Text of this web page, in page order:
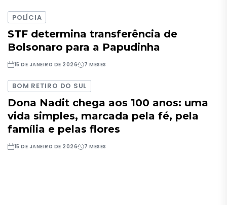
POLÍCIA
STF determina transferência de
Bolsonaro para a Papudinha
15 DE JANEIRO DE 2026 7 MESES
BOM RETIRO DO SUL
Dona Nadit chega aos 100 anos: uma
vida simples, marcada pela fé, pela
família e pelas flores
15 DE JANEIRO DE 2026 7 MESES